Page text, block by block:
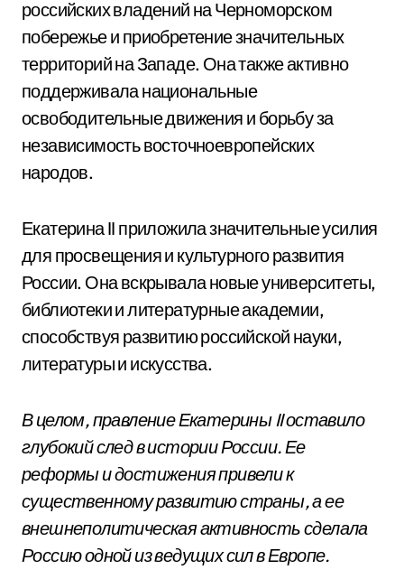
российских владений на Черноморском
побережье и приобретение значительных
территорий на Западе. Она также активно
поддерживала национальные
освободительные движения и борьбу за
независимость восточноевропейских
народов.
Екатерина II приложила значительные усилия
для просвещения и культурного развития
России. Она вскрывала новые университеты,
библиотеки и литературные академии,
способствуя развитию российской науки,
литературы и искусства.
В целом, правление Екатерины II оставило
глубокий след в истории России. Ее
реформы и достижения привели к
существенному развитию страны, а ее
внешнеполитическая активность сделала
Россию одной из ведущих сил в Европе.